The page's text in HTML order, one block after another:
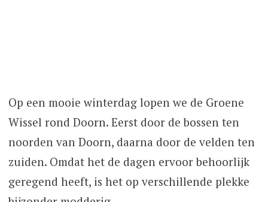
Op een mooie winterdag lopen we de Groene
Wissel rond Doorn. Eerst door de bossen ten
noorden van Doorn, daarna door de velden ten
zuiden. Omdat het de dagen ervoor behoorlijk
geregend heeft, is het op verschillende plekke